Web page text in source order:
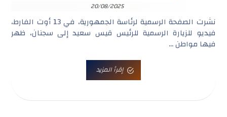
20/08/2025
نشرت الصفحة الرسمية لرئاسة الجمهورية، في 13 أوت الفارط،
فيديو للزيارة الرسمية للرئيس قيس سعيد إلى سجنان، ظهر
فيها مواطن ...
إقرأ المزيد